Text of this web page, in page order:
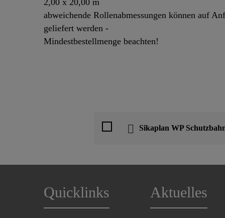
2,00 x 20,00 m
abweichende Rollenabmessungen können auf
geliefert werden -
Mindestbestellmenge beachten!
Sikaplan WP
Quicklinks Aktuelles